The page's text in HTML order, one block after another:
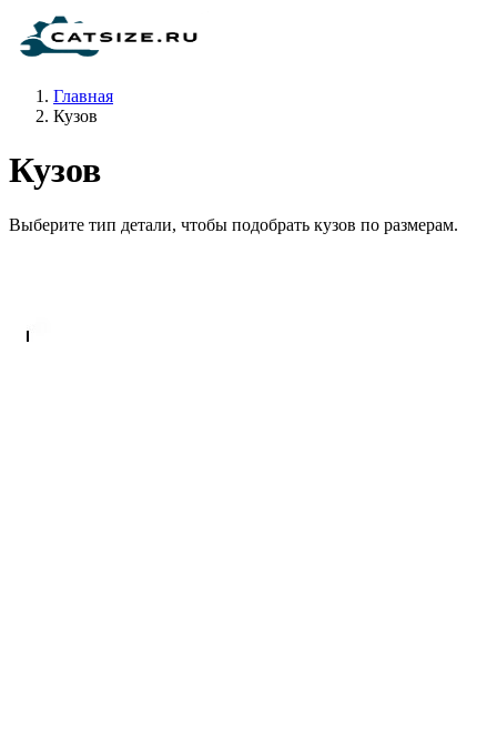
Главная
Кузов
Кузов
Выберите тип детали, чтобы подобрать кузов по размерам.